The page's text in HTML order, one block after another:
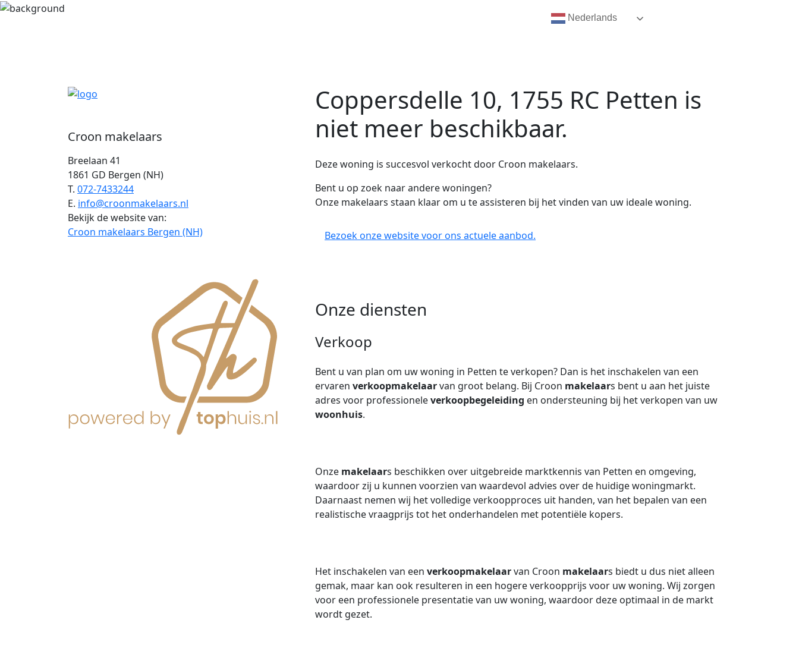
Croon makelaars
Breelaan 41
1861 GD Bergen (NH)
T. 072-7433244
E. info@croonmakelaars.nl
Bekijk de website van:
Croon makelaars Bergen (NH)
Coppersdelle 10, 1755 RC Petten is
niet meer beschikbaar.
Deze woning is succesvol verkocht door Croon makelaars.
Bent u op zoek naar andere woningen?
Onze makelaars staan klaar om u te assisteren bij het vinden van uw ideale woning.
Bezoek onze website voor ons actuele aanbod.
Onze diensten
Verkoop
Bent u van plan om uw woning in Petten te verkopen? Dan is het inschakelen van een
ervaren verkoopmakelaarvan groot belang. Bij Croon makelaars bent u aan het juiste
adres voor professioneleverkoopbegeleiding en ondersteuning bij het verkopen van uw
woonhuis.
Onze makelaars beschikken over uitgebreide marktkennis van Petten en omgeving,
waardoor zij u kunnen voorzien van waardevol advies over de huidige woningmarkt.
Daarnaast nemen wij het volledige verkoopproces uit handen, van het bepalen van een
realistische vraagprijs tot het onderhandelen met potentiële kopers.
Het inschakelen van een verkoopmakelaarvan Croon makelaars biedt u dus niet alleen
gemak, maar kan ook resulteren in een hogere verkoopprijs voor uw woning. Wij zorgen
voor een professionele presentatie van uw woning, waardoor deze optimaal in de markt
wordt gezet.
Nederlands